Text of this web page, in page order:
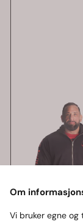
Om
Vi bruker egne